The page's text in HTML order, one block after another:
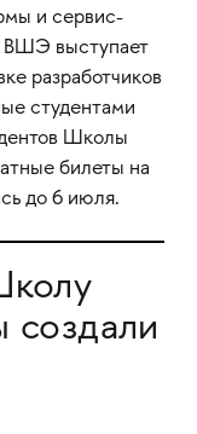
и сервис-
ВШЭ выступает
разработчиков
студентами
Школы
билеты на
до 6 июля.
создали